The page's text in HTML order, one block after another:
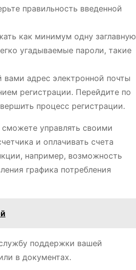
правильность введенной
как минимум одну заглавную
угадываемые пароли, такие
адрес электронной почты
регистрации. Перейдите по
процесс регистрации.
управлять своими
и оплачивать счета
например, возможность
графика потребления
поддержки вашей
в документах.